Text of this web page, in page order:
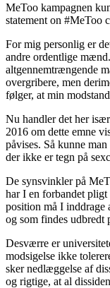
MeToo kampagnen
statement on #MeToo
For mig personlig er
andre ordentlige
altgennemtrængende
overgribere, men
følger, at min
Nu handler det her
2016 om dette emne
påvises. Så kunne
der ikke er tegn på
De synsvinkler på
har I en forbandet
position må I inddrage
og som findes udbredt
Desværre er
modsigelse ikke
sker nedlæggelse af
og rigtige, at al